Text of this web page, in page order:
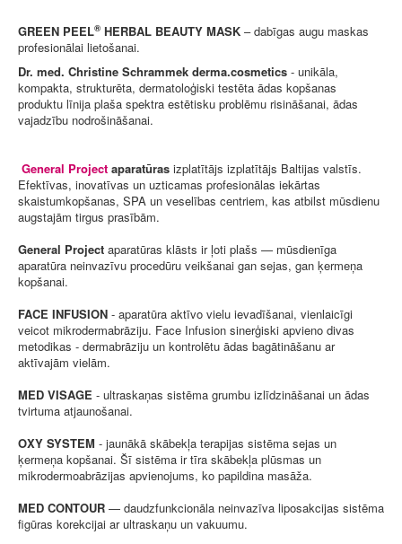
GREEN PEEL® HERBAL BEAUTY MASK – dabīgas augu maskas
profesionālai lietošanai.
Dr. med. Christine Schrammek derma.cosmetics - unikāla,
kompakta, strukturēta, dermatoloģiski testēta ādas kopšanas
produktu līnija plaša spektra estētisku problēmu risināšanai, ādas
vajadzību nodrošināšanai.
General Project aparatūras izplatītājs izplatītājs Baltijas valstīs.
Efektīvas, inovatīvas un uzticamas profesionālas iekārtas
skaistumkopšanas, SPA un veselības centriem, kas atbilst mūsdienu
augstajām tirgus prasībām.
General Project aparatūras klāsts ir ļoti plašs — mūsdienīga
aparatūra neinvazīvu procedūru veikšanai gan sejas, gan ķermeņa
kopšanai.
FACE INFUSION - aparatūra aktīvo vielu ievadīšanai, vienlaicīgi
veicot mikrodermabrāziju. Face Infusion sinerģiski apvieno divas
metodikas - dermabrāziju un kontrolētu ādas bagātināšanu ar
aktīvajām vielām.
MED VISAGE - ultraskaņas sistēma grumbu izlīdzināšanai un ādas
tvirtuma atjaunošanai.
OXY SYSTEM - jaunākā skābekļa terapijas sistēma sejas un
ķermeņa kopšanai. Šī sistēma ir tīra skābekļa plūsmas un
mikrodermoabrāzijas apvienojums, ko papildina masāža.
MED CONTOUR — daudzfunkcionāla neinvazīva liposakcijas sistēma
figūras korekcijai ar ultraskaņu un vakuumu.